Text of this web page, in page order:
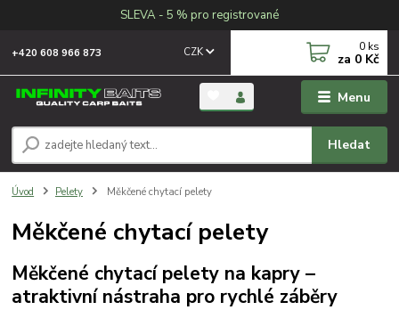
SLEVA - 5 % pro registrované
Menu
CZK
Hledat
+420 608 966 873 0 ks
za 0 Kč
Úvod Pelety Měkčené chytací pelety
Měkčené chytací pelety
Měkčené chytací pelety na kapry –
atraktivní nástraha pro rychlé záběry